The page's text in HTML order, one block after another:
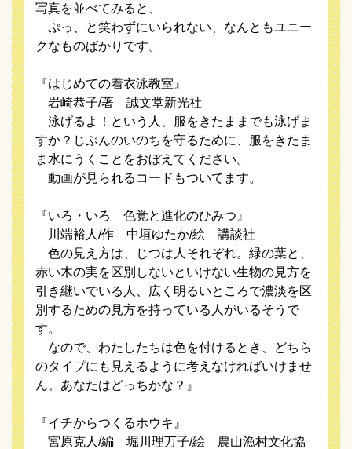
写真を並べてみると、
ぷっ、と笑わずにいられない、なんともユニー
クなものばかりです。
『はじめての着衣泳教室』
岩崎恭子/著 誠文堂新光社
泳げるよ！という人、服をきたままでも泳げま
すか？じぶんのいのちを守るために、服をきたま
ま水にうくことをおぼえてください。
動画が見られるコードもついてます。
『いろ・いろ 色覚と進化のひみつ』
川端裕人/作 中垣ゆたか/絵 講談社
色の見え方は、じつは人それぞれ。緑の葉と、
赤い木の実を区別しないといけない生物の見方を
引き継いでいる人、広く明るいところで濃淡を区
別するための見方を持っている人がいるそうで
す。
なので、わたしたちは色を付けるとき、どちら
のタイプにも見えるように考えなければいけませ
ん。あなたはどっちかな？』
『イチからつくるホウキ』
宮原克人/編 堀川理万子/絵 農山漁村文化協